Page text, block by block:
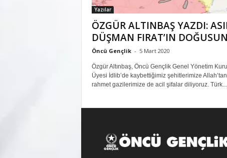
Yazılar
ÖZGÜR ALTINBAŞ YAZDI:
DÜŞMAN FIRAT’IN
Öncü Gençlik - 5 Mart 2020
Özgür Altınbaş, Öncü Gençlik Genel Yönetim
Üyesi İdlib’de kaybettiğimiz şehitlerimize Allah’tan
rahmet gazilerimize de acil şifalar diliyoruz. Türk...